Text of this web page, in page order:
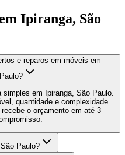
Ipiranga, São
e reparos em móveis em
em Ipiranga, São Paulo.
quantidade e complexidade.
o orçamento em até 3
Paulo?